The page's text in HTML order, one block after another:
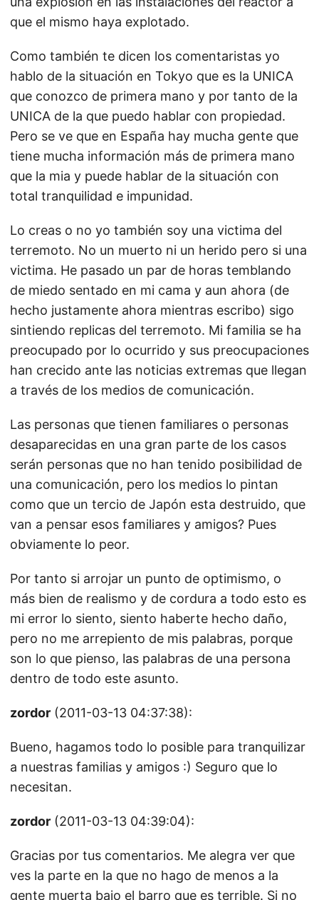
que el mismo haya explotado.
Como también te dicen los comentaristas yo
hablo de la situación en Tokyo que es la UNICA
que conozco de primera mano y por tanto de la
UNICA de la que puedo hablar con propiedad.
Pero se ve que en España hay mucha gente que
tiene mucha información más de primera mano
que la mia y puede hablar de la situación con
total tranquilidad e impunidad.
Lo creas o no yo también soy una victima del
terremoto. No un muerto ni un herido pero si una
victima. He pasado un par de horas temblando
de miedo sentado en mi cama y aun ahora (de
hecho justamente ahora mientras escribo) sigo
sintiendo replicas del terremoto. Mi familia se ha
preocupado por lo ocurrido y sus preocupaciones
han crecido ante las noticias extremas que llegan
a través de los medios de comunicación.
Las personas que tienen familiares o personas
desaparecidas en una gran parte de los casos
serán personas que no han tenido posibilidad de
una comunicación, pero los medios lo pintan
como que un tercio de Japón esta destruido, que
van a pensar esos familiares y amigos? Pues
obviamente lo peor.
Por tanto si arrojar un punto de optimismo, o
más bien de realismo y de cordura a todo esto es
mi error lo siento, siento haberte hecho daño,
pero no me arrepiento de mis palabras, porque
son lo que pienso, las palabras de una persona
dentro de todo este asunto.
zordor (2011-03-13 04:37:38):
Bueno, hagamos todo lo posible para tranquilizar
a nuestras familias y amigos :) Seguro que lo
necesitan.
zordor (2011-03-13 04:39:04):
Gracias por tus comentarios. Me alegra ver que
ves la parte en la que no hago de menos a la
gente muerta bajo el barro que es terrible. Si no